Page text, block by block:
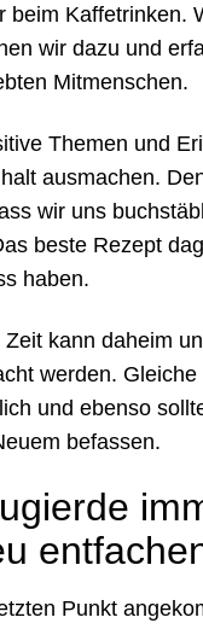
beim Kaffetrinken.
wir dazu und
Mitmenschen.
Themen und
ausmachen.
wir uns
beste Rezept
haben.
kann daheim
werden. Gleiche
und ebenso
befassen.
Punkt